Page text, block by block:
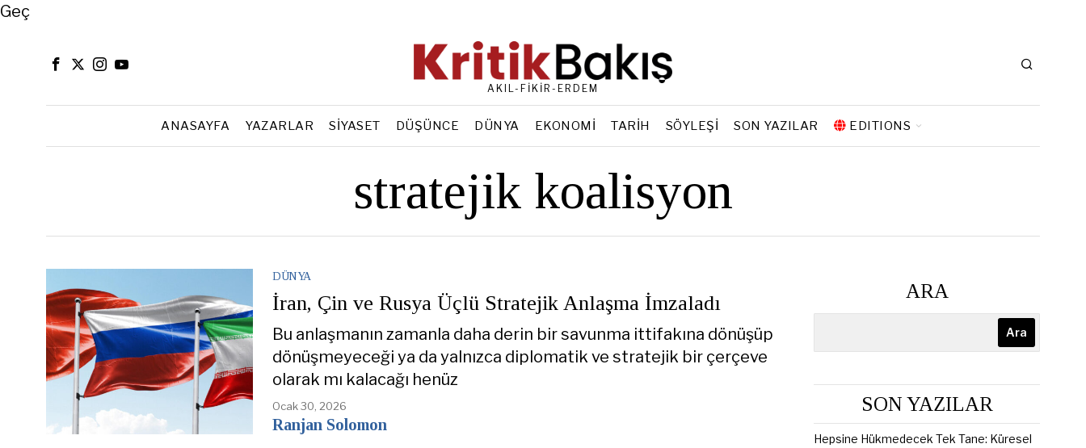
Close
Geç
AKIL-FİKİR-ERDEM
ANASAYFA YAZARLAR SIYASET DÜŞÜNCE DÜNYA EKONOMI TARIH SÖYLEŞI SON YAZILAR EDITIONS
stratejik koalisyon
DÜNYA
İran, Çin ve Rusya Üçlü Stratejik Anlaşma İmzaladı
Bu anlaşmanın zamanla daha derin bir savunma ittifakına dönüşüp
dönüşmeyeceği ya da yalnızca diplomatik ve stratejik bir çerçeve
olarak mı kalacağı henüz
Ocak 30, 2026
Ranjan Solomon
ARA
Ara
SON YAZILAR
Hepsine Hükmedecek Tek Tane: Küresel